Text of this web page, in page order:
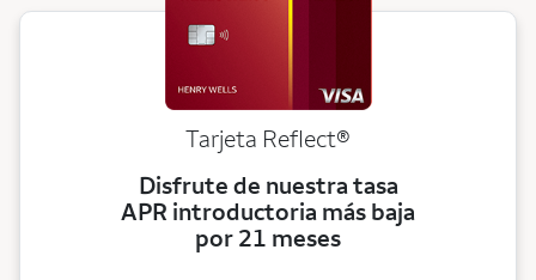
Tarjeta Reflect®
Disfrute de nuestra tasa
APR introductoria más baja
por 21 meses